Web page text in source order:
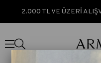
2.000 TL VE ÜZERİ